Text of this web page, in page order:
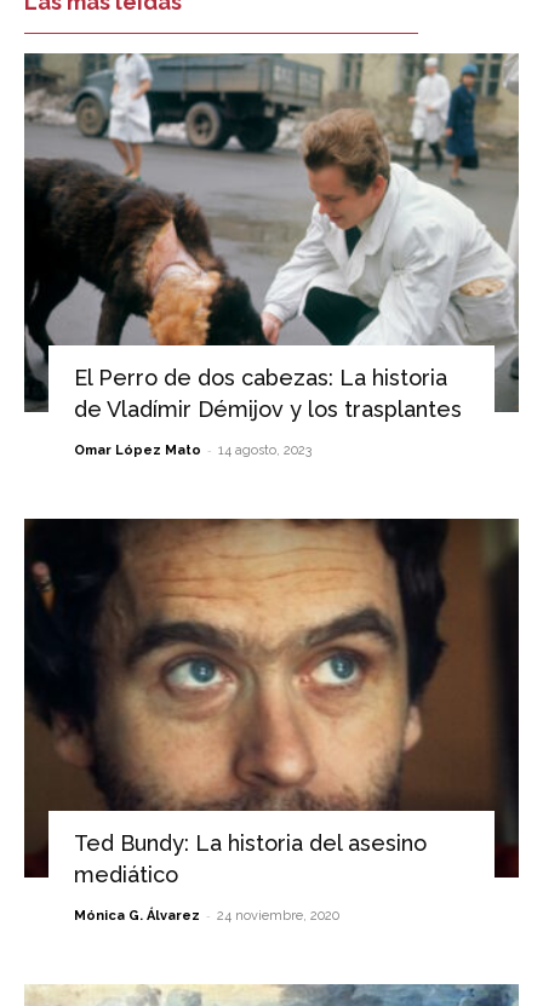
El Perro de dos cabezas: La historia
de Vladímir Démijov y los trasplantes
Omar López Mato - 14 agosto, 2023
Ted Bundy: La historia del asesino
mediático
Mónica G. Álvarez - 24 noviembre, 2020